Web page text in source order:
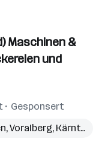
Maschinen &
und
Gesponsert
,Voralberg, Kärnten